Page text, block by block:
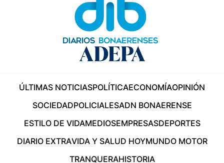
ÚLTIMAS NOTICIASPOLÍTICAECONOMÍAOPINIÓN
SOCIEDADPOLICIALESADN BONAERENSE
ESTILO DE VIDAMEDIOSEMPRESASDEPORTES
DIARIO EXTRAVIDA Y SALUD HOYMUNDO MOTOR
TRANQUERAHISTORIA